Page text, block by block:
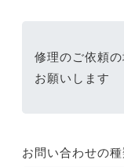
修理のご依頼
お願いします
お問い合わせの